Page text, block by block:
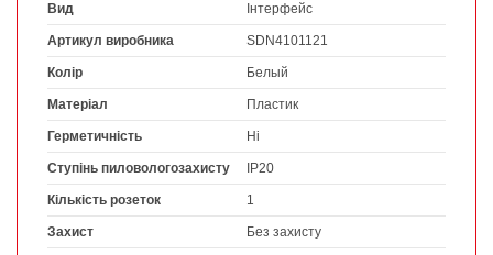
Вид Інтерфейс
Артикул виробника SDN4101121
Колір Белый
Матеріал Пластик
Герметичність Ні
Ступінь пиловологозахисту IP20
Кількість розеток 1
Захист Без захисту